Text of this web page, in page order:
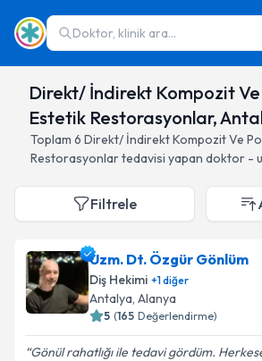
Doktor, klinik ara...
Direkt/ İndirekt Kompozit
Estetik Restorasyonlar,
Toplam 6 Direkt/ İndirekt Kompozit Ve
Restorasyonlartedavisi yapan doktor -
Filtrele
Uzm. Dt. Özgür Gönlüm
Diş Hekimi +1diğer
Antalya, Alanya
5 (165 Değerlendirme)
Gönül rahatlığı ile tedavi gördüm.